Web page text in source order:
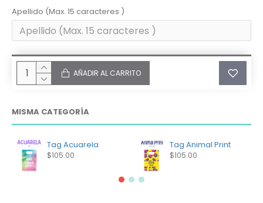
Apellido (Max. 15 caracteres )
AÑADIR AL CARRITO
MISMA CATEGORÍA
Tag Acuarela
$105.00
Tag Animal Print
$105.00